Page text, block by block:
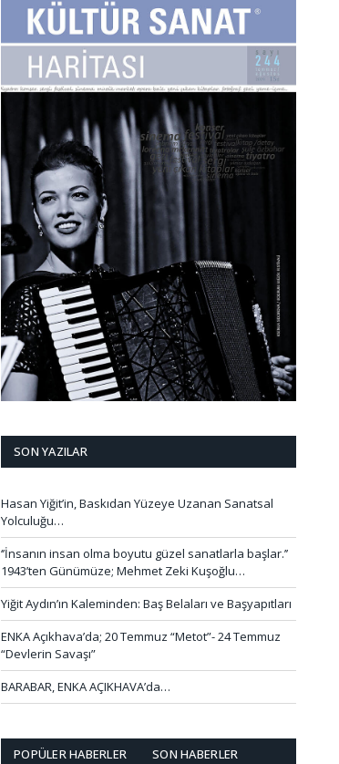
SON YAZILAR
Hasan Yiğit’in, Baskıdan Yüzeye Uzanan Sanatsal
Yolculuğu…
‘’İnsanın insan olma boyutu güzel sanatlarla başlar.’’
1943’ten Günümüze; Mehmet Zeki Kuşoğlu…
Yiğit Aydın’ın Kaleminden: Baş Belaları ve Başyapıtları
ENKA Açıkhava’da; 20 Temmuz “Metot”- 24 Temmuz
“Devlerin Savaşı”
BARABAR, ENKA AÇIKHAVA’da…
POPÜLER HABERLER SON HABERLER